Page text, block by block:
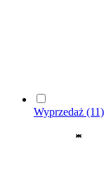
Wyprzedaż (11)